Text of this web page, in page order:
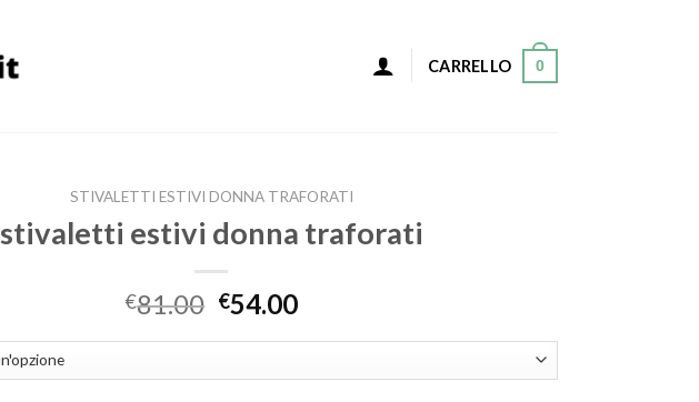
CARRELLO 0
STIVALETTI ESTIVI DONNA TRAFORATI
stivaletti estivi donna traforati
€81.00 €54.00